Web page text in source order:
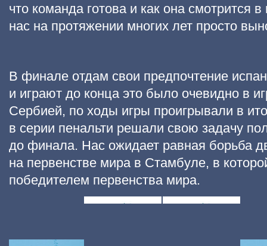
что команда готова и как она смотрится
нас на протяжении многих лет просто
В финале отдам свои предпочтение
и играют до конца это было очевидно в
Сербией, по ходы игры проигрывали в
в серии пенальти решали свою задачу
до финала. Нас ожидает равная борьба
на первенстве мира в Стамбуле, в
победителем первенства мира.